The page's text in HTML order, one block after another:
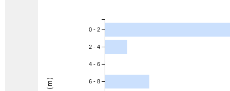
0 - 2
2 - 4
4 - 6
6 - 8